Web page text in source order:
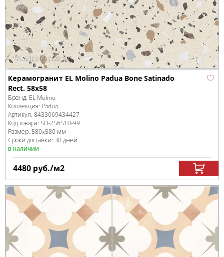
Керамогранит EL Molino Padua Bone Satinado
Rect. 58x58
Бренд: EL Molino
Коллекция: Padua
Артикул: 8433069434427
Код товара: SD-256510-99
Размер: 580x580 мм
Сроки доставки: 30 дней
в наличии
4480 руб./м2